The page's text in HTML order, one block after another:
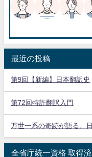
最近の投稿
第9回【新編】日本翻訳史
第72回特許翻訳入門
万世一系の奇跡が語る、
全省庁統一資格 取得